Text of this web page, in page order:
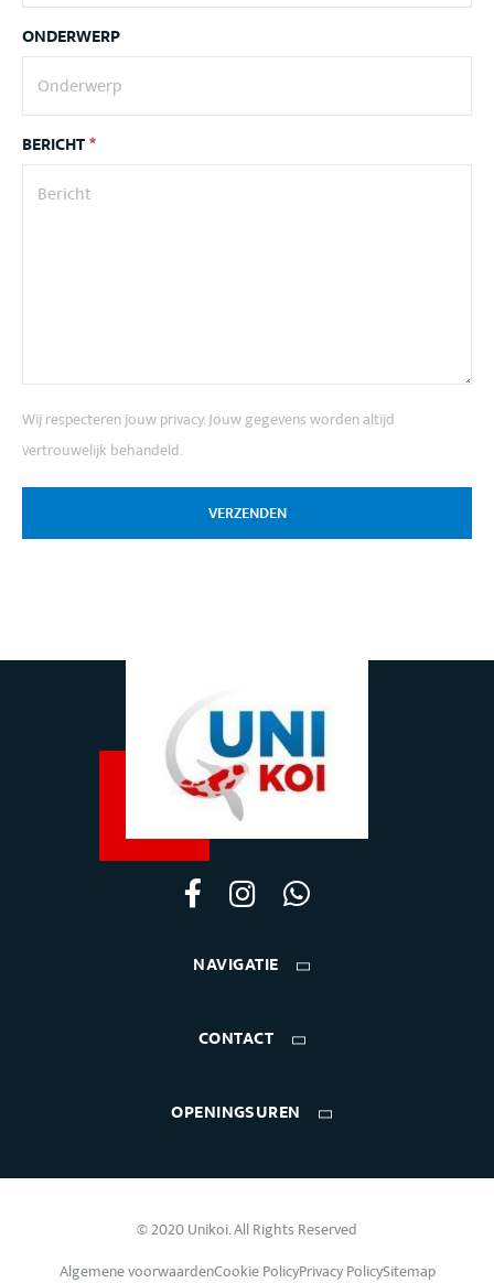
ONDERWERP
BERICHT*
Wij respecteren jouw privacy. Jouw gegevens worden altijd
vertrouwelijk behandeld.
VERZENDEN
NAVIGATIE
CONTACT
OPENINGSUREN
© 2020 Unikoi. All Rights Reserved
Algemene voorwaardenCookie PolicyPrivacy PolicySitemap